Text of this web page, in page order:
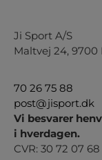
Ji Sport A/S
Maltvej 24, 9700
70 26 75 88
post@jisport.dk
Vi besvarer
i hverdagen.
CVR: 30 72 07 68